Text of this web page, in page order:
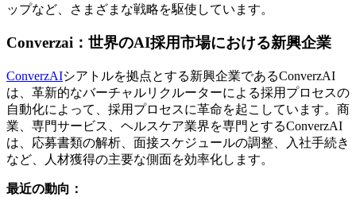
ップなど、さまざまな戦略を駆使しています。
Converzai：世界のAI採用市場における新興企業
ConverzAIシアトルを拠点とする新興企業であるConverzAI
は、革新的なバーチャルリクルーターによる採用プロセスの
自動化によって、採用プロセスに革命を起こしています。商
業、専門サービス、ヘルスケア業界を専門とするConverzAI
は、応募書類の解析、面接スケジュールの調整、入社手続き
など、人材獲得の主要な側面を効率化します。
最近の動向：